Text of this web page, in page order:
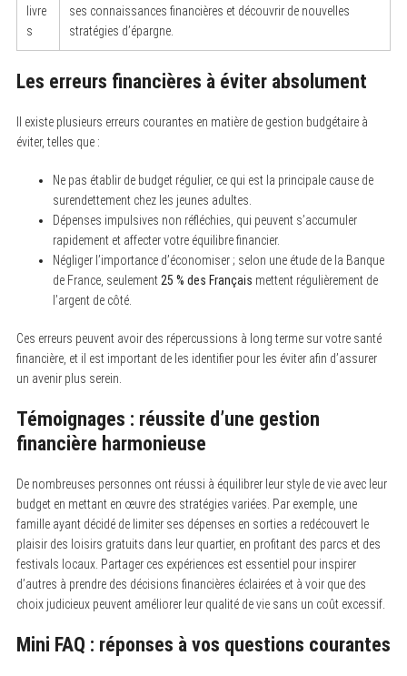
livre
s
ses connaissances financières et découvrir de nouvelles
stratégies d’épargne.
Les erreurs financières à éviter absolument
Il existe plusieurs erreurs courantes en matière de gestion budgétaire à
éviter, telles que :
Ne pas établir de budget régulier, ce qui est la principale cause de
surendettement chez les jeunes adultes.
Dépenses impulsives non réfléchies, qui peuvent s’accumuler
rapidement et affecter votre équilibre financier.
Négliger l’importance d’économiser ; selon une étude de la Banque
de France, seulement 25 % des Français mettent régulièrement de
l’argent de côté.
Ces erreurs peuvent avoir des répercussions à long terme sur votre santé
financière, et il est important de les identifier pour les éviter afin d’assurer
un avenir plus serein.
Témoignages : réussite d’une gestion
financière harmonieuse
De nombreuses personnes ont réussi à équilibrer leur style de vie avec leur
budget en mettant en œuvre des stratégies variées. Par exemple, une
famille ayant décidé de limiter ses dépenses en sorties a redécouvert le
plaisir des loisirs gratuits dans leur quartier, en profitant des parcs et des
festivals locaux. Partager ces expériences est essentiel pour inspirer
d’autres à prendre des décisions financières éclairées et à voir que des
choix judicieux peuvent améliorer leur qualité de vie sans un coût excessif.
Mini FAQ : réponses à vos questions courantes